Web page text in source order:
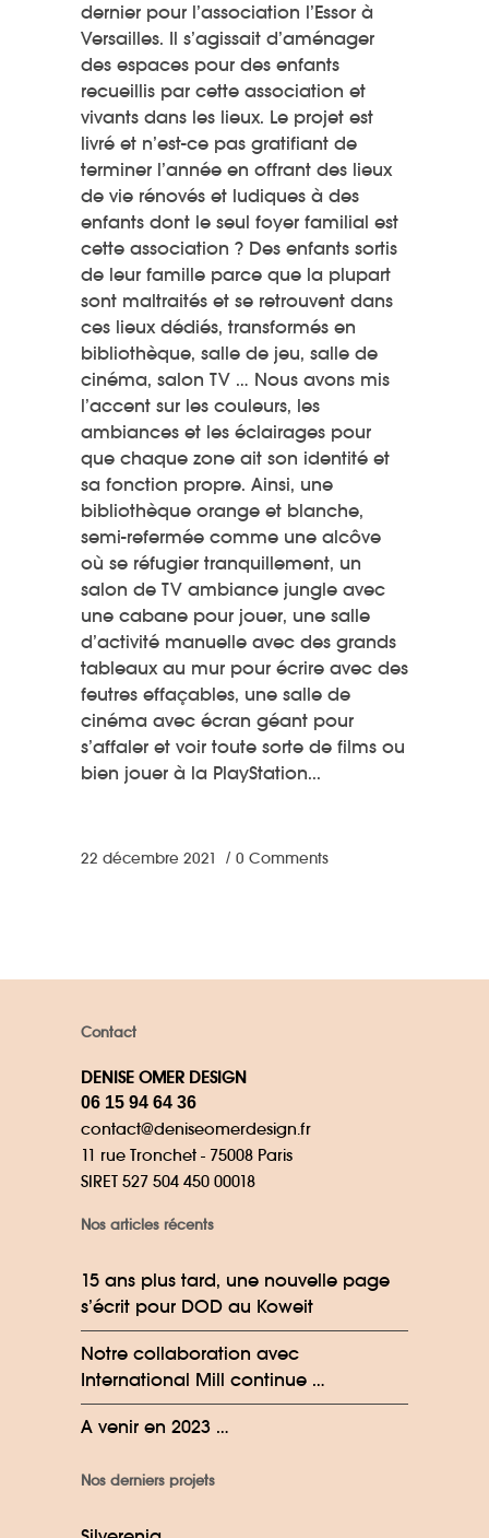
dernier pour l’association l’Essor à
Versailles. Il s’agissait d’aménager
des espaces pour des enfants
recueillis par cette association et
vivants dans les lieux. Le projet est
livré et n’est-ce pas gratifiant de
terminer l’année en offrant des lieux
de vie rénovés et ludiques à des
enfants dont le seul foyer familial est
cette association ? Des enfants sortis
de leur famille parce que la plupart
sont maltraités et se retrouvent dans
ces lieux dédiés, transformés en
bibliothèque, salle de jeu, salle de
cinéma, salon TV … Nous avons mis
l’accent sur les couleurs, les
ambiances et les éclairages pour
que chaque zone ait son identité et
sa fonction propre. Ainsi, une
bibliothèque orange et blanche,
semi-refermée comme une alcôve
où se réfugier tranquillement, un
salon de TV ambiance jungle avec
une cabane pour jouer, une salle
d’activité manuelle avec des grands
tableaux au mur pour écrire avec des
feutres effaçables, une salle de
cinéma avec écran géant pour
s’affaler et voir toute sorte de films ou
bien jouer à la PlayStation
22 décembre 2021 0 Comments
Contact
DENISE OMER DESIGN
06 15 94 64 36
contact@deniseomerdesign.fr
11 rue Tronchet - 75008 Paris
SIRET 527 504 450 00018
Nos articles récents
15 ans plus tard, une nouvelle page
s’écrit pour DOD au Koweit
Notre collaboration avec
International Mill continue …
A venir en 2023 …
Nos derniers projets